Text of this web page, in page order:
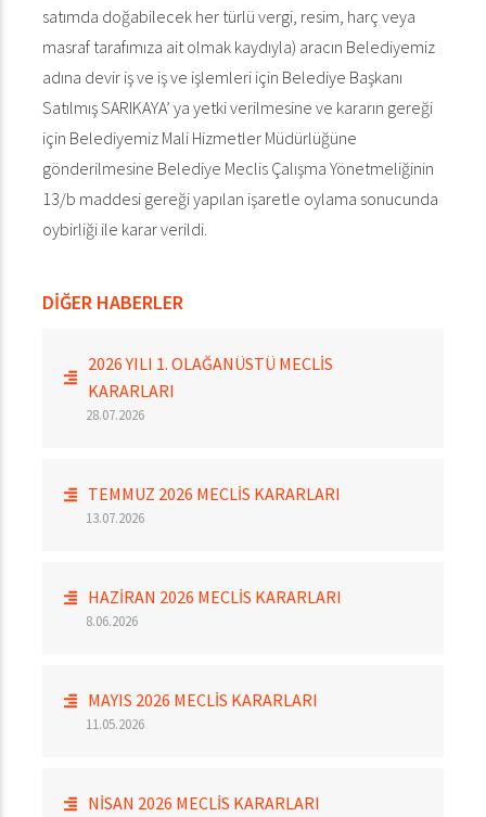
satımda doğabilecek her türlü vergi, resim, harç veya
masraf tarafımıza ait olmak kaydıyla) aracın Belediyemiz
adına devir iş ve iş ve işlemleri için Belediye Başkanı
Satılmış SARIKAYA’ ya yetki verilmesine ve kararın gereği
için Belediyemiz Mali Hizmetler Müdürlüğüne
gönderilmesine Belediye Meclis Çalışma Yönetmeliğinin
13/b maddesi gereği yapılan işaretle oylama sonucunda
oybirliği ile karar verildi.
DİĞER HABERLER
2026 YILI 1. OLAĞANÜSTÜ MECLİS
KARARLARI
28.07.2026
TEMMUZ 2026 MECLİS KARARLARI
13.07.2026
HAZİRAN 2026 MECLİS KARARLARI
8.06.2026
MAYIS 2026 MECLİS KARARLARI
11.05.2026
NİSAN 2026 MECLİS KARARLARI